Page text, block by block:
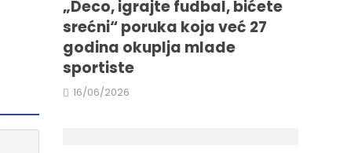
„Deco, igrajte fudbal, bićete
srećni“ poruka koja već 27
godina okuplja mlade
sportiste
16/06/2026